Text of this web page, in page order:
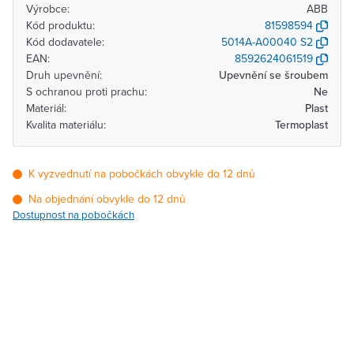
Výrobce:
ABB
Kód produktu:
81598594
Kód dodavatele:
5014A-A00040 S2
EAN:
8592624061519
Druh upevnění:
Upevnění se šroubem
S ochranou proti prachu:
Ne
Materiál:
Plast
Kvalita materiálu:
Termoplast
K vyzvednutí na pobočkách obvykle do 12 dnů
Na objednání obvykle do 12 dnů
Dostupnost na pobočkách